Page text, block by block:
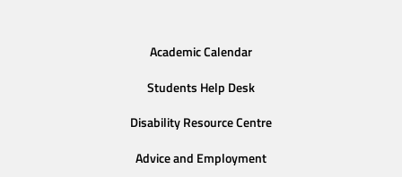
Academic Calendar
Students Help Desk
Disability Resource Centre
Advice and Employment